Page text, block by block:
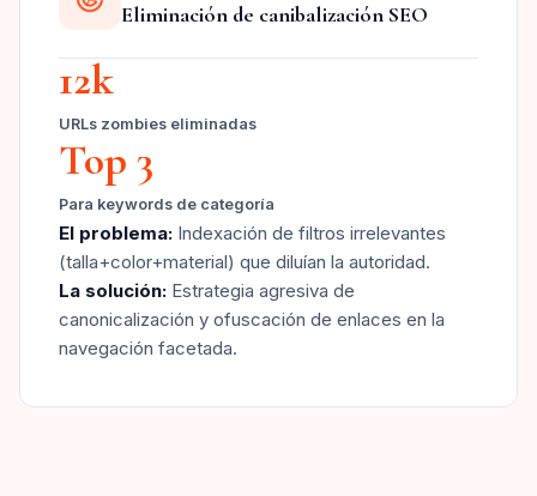
Eliminación de canibalización SEO
12k
URLs zombies eliminadas
Top 3
Para keywords de categoría
El problema: Indexación de filtros irrelevantes
(talla+color+material) que diluían la autoridad.
La solución: Estrategia agresiva de
canonicalización y ofuscación de enlaces en la
navegación facetada.